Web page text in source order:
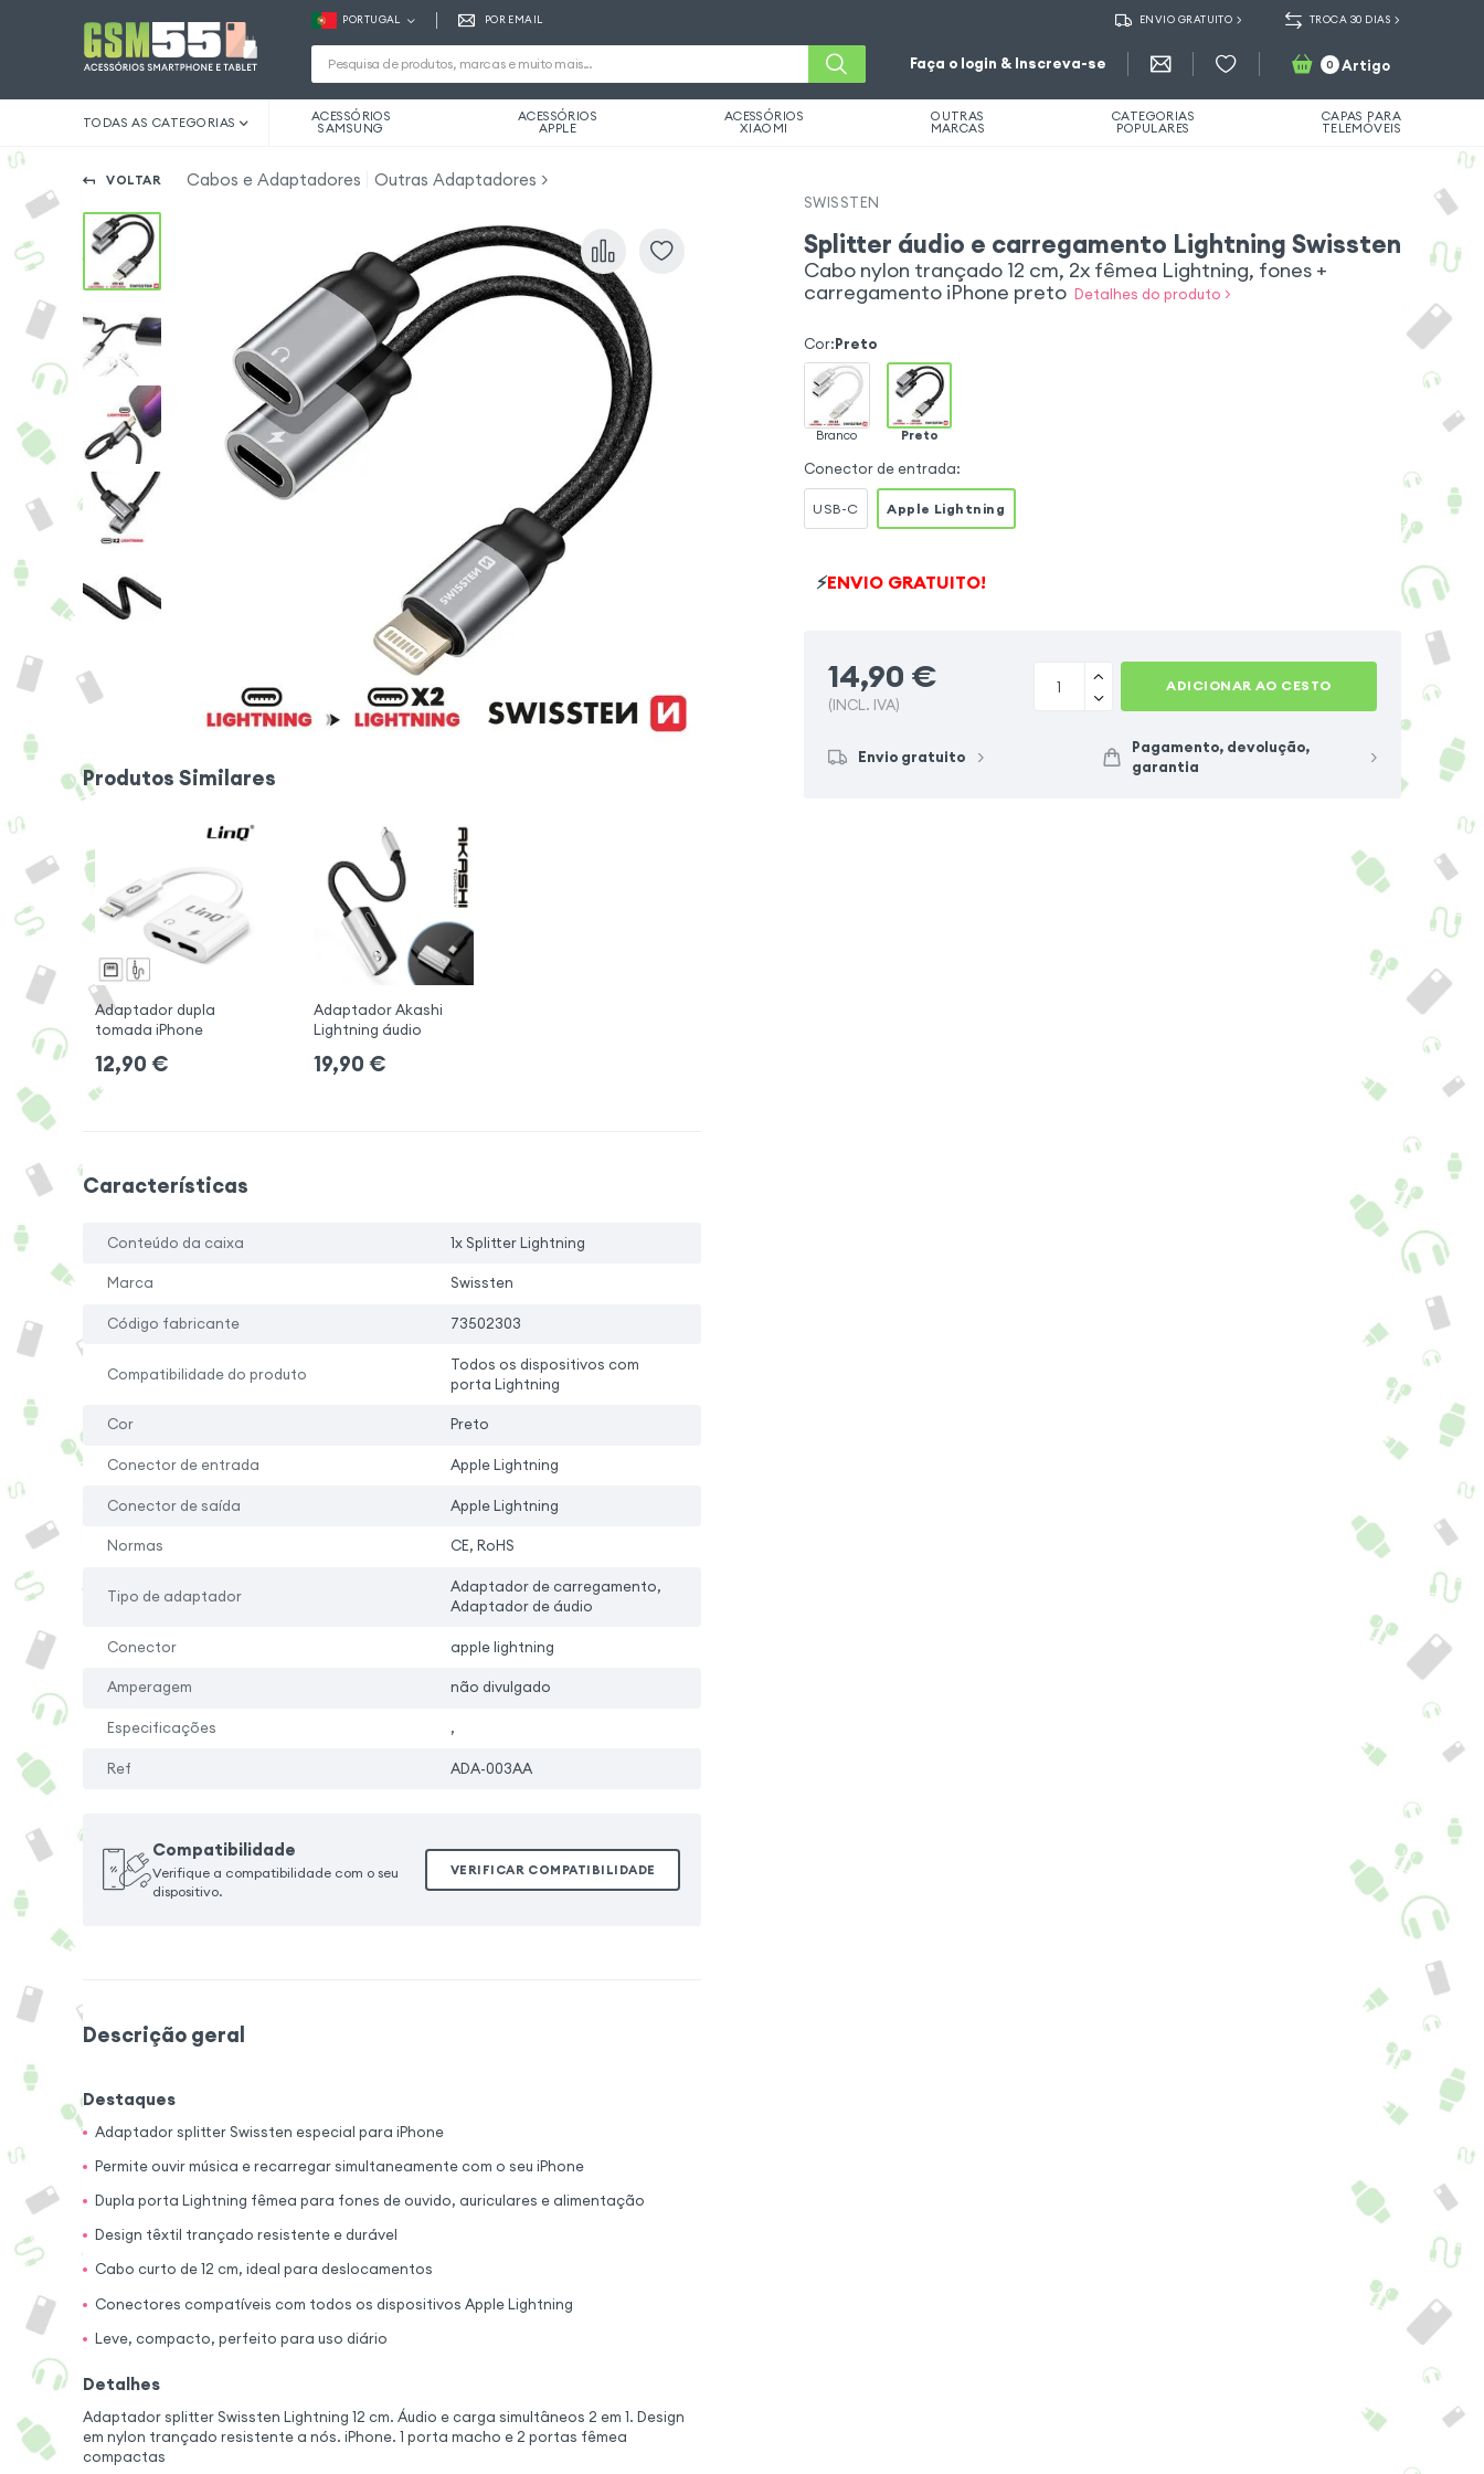
PORTUGAL POR EMAIL ENVIO GRATUITO TROCA 30 DIAS
Faça o login & Inscreva-se 0 Artigo
TODAS AS CATEGORIAS ACESSÓRIOS
SAMSUNG
ACESSÓRIOS
APPLE
ACESSÓRIOS
XIAOMI
OUTRAS
MARCAS
CATEGORIAS
POPULARES
CAPAS PARA
TELEMÓVEIS
VOLTAR Cabos e Adaptadores Outras Adaptadores
Produtos Similares
Adaptador dupla
tomada iPhone
12,90 €
Adaptador Akashi
Lightning áudio
19,90 €
Características
Conteúdo da caixa 1x Splitter Lightning
Marca Swissten
Código fabricante 73502303
Compatibilidade do produto
Todos os dispositivos com
porta Lightning
Cor Preto
Conector de entrada Apple Lightning
Conector de saída Apple Lightning
Normas CE, RoHS
Tipo de adaptador
Adaptador de carregamento,
Adaptador de áudio
Conector apple lightning
Amperagem não divulgado
Especificações ,
Ref ADA-003AA
Compatibilidade
Verifique a compatibilidade com o seu
dispositivo.
VERIFICAR COMPATIBILIDADE
Descrição geral
Destaques
Adaptador splitter Swissten especial para iPhone
Permite ouvir música e recarregar simultaneamente com o seu iPhone
Dupla porta Lightning fêmea para fones de ouvido, auriculares e alimentação
Design têxtil trançado resistente e durável
Cabo curto de 12 cm, ideal para deslocamentos
Conectores compatíveis com todos os dispositivos Apple Lightning
Leve, compacto, perfeito para uso diário
Detalhes
Adaptador splitter Swissten Lightning 12 cm. Áudio e carga simultâneos 2 em 1. Design
em nylon trançado resistente a nós. iPhone. 1 porta macho e 2 portas fêmea
compactas
SWISSTEN
Splitter áudio e carregamento Lightning Swissten
Cabo nylon trançado 12 cm, 2x fêmea Lightning, fones +
carregamento iPhone preto Detalhes do produto >
Cor:Preto
Branco Preto
Conector de entrada:
USB-C Apple Lightning
⚡ENVIO GRATUITO!
14,90 €
(INCL. IVA)
ADICIONAR AO CESTO
Envio gratuito
Pagamento, devolução,
garantia